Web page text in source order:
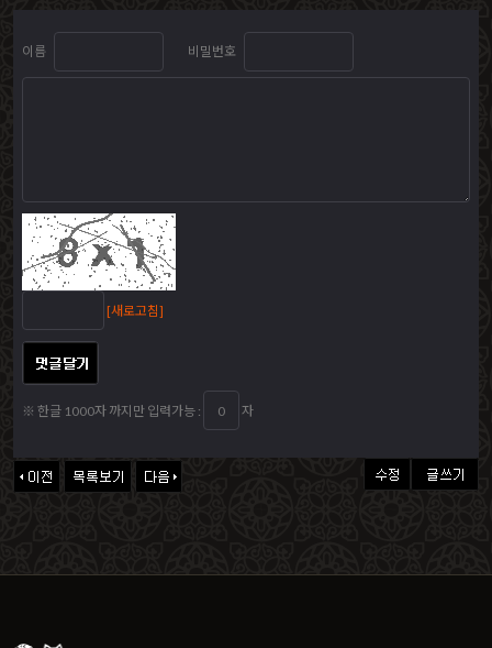
이름 비밀번호
[새로고침]
※ 한글 1000자 까지만 입력가능 : 자